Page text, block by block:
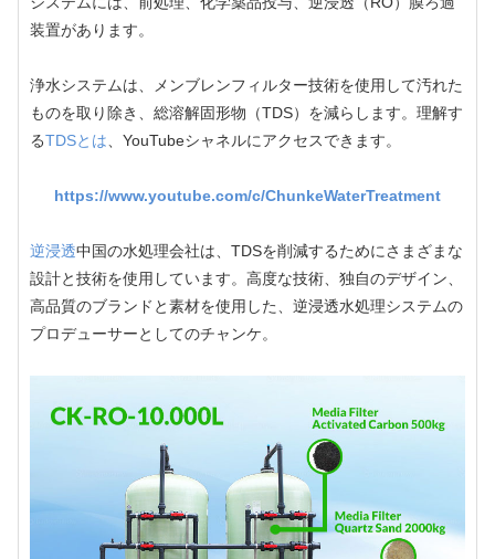
装置があります。
浄水システムは、メンブレンフィルター技術を使用して汚れた
ものを取り除き、総溶解固形物（TDS）を減らします。理解す
るTDSとは 、YouTubeシャネルにアクセスできます。
https://www.youtube.com/c/ChunkeWaterTreatment
逆浸透中国の水処理会社は、TDSを削減するためにさまざまな
設計と技術を使用しています。高度な技術、独自のデザイン、
高品質のブランドと素材を使用した、逆浸透水処理システムの
プロデューサーとしてのチャンケ。